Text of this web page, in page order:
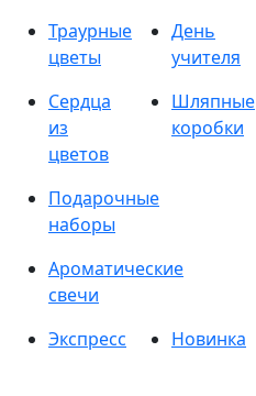
Траурные
цветы
День
учителя
Сердца
из
цветов
Шляпные
коробки
Подарочные
наборы
Ароматические
свечи
Экспресс
Новинка